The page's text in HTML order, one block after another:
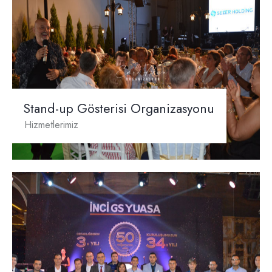
Stand-up Gösterisi Organizasyonu
Hizmetlerimiz